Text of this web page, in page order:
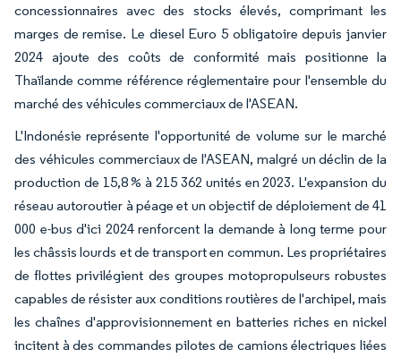
concessionnaires avec des stocks élevés, comprimant les
marges de remise. Le diesel Euro 5 obligatoire depuis janvier
2024 ajoute des coûts de conformité mais positionne la
Thaïlande comme référence réglementaire pour l'ensemble du
marché des véhicules commerciaux de l'ASEAN.
L'Indonésie représente l'opportunité de volume sur le marché
des véhicules commerciaux de l'ASEAN, malgré un déclin de la
production de 15,8 % à 215 362 unités en 2023. L'expansion du
réseau autoroutier à péage et un objectif de déploiement de 41
000 e-bus d'ici 2024 renforcent la demande à long terme pour
les châssis lourds et de transport en commun. Les propriétaires
de flottes privilégient des groupes motopropulseurs robustes
capables de résister aux conditions routières de l'archipel, mais
les chaînes d'approvisionnement en batteries riches en nickel
incitent à des commandes pilotes de camions électriques liées